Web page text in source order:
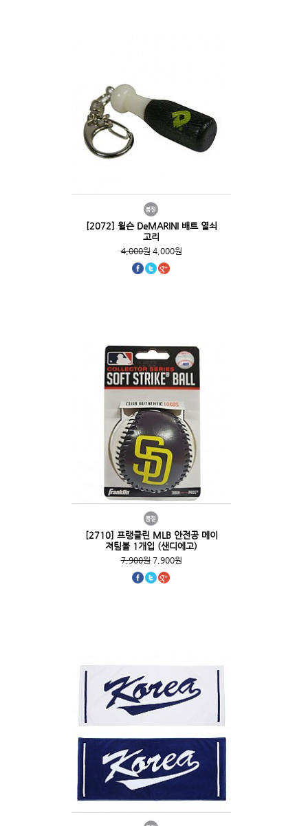
[2072] 윌슨 DeMARINI 배트 열쇠
고리
4,000원4,000원
[2710] 프랭클린 MLB 안전공 메이
져팀볼 1개입 (샌디에고)
7,900원7,900원